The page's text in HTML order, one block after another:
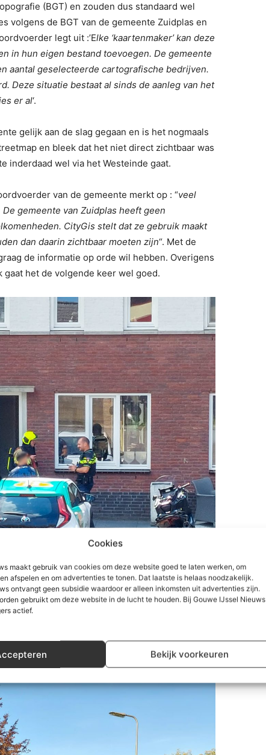
Cookies
maakt gebruik van cookies om deze website goed te laten werken, om
afspelen en om advertenties te tonen. Dat laatste is helaas noodzakelijk.
ontvangt geen subsidie waardoor er alleen inkomsten uit advertenties zijn.
gebruikt om deze website in de lucht te houden. Bij Gouwe IJssel Nieuws
actief.
Bekijk voorkeuren
(BGT) en zouden dus standaard wel
volgens de BGT van de gemeente Zuidplas en
legt uit :’Elke ‘kaartenmaker’ kan deze
in hun eigen bestand toevoegen. De gemeente
aantal geselecteerde cartografische bedrijven.
Deze situatie bestaat al sinds de aanleg van het
er al‘.
gelijk aan de slag gegaan en is het nogmaals
en bleek dat het niet direct zichtbaar was
inderdaad wel via het Westeinde gaat.
van de gemeente merkt op : “veel
gemeente van Zuidplas heeft geen
CityGis stelt dat ze gebruik maakt
dan daarin zichtbaar moeten zijn“. Met de
de informatie op orde wil hebben. Overigens
het de volgende keer wel goed.